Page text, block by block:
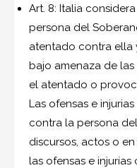
Art. 8: Italia
persona del
atentado contra ella
bajo amenaza de
el atentado o
Las ofensas e
contra la persona
discursos, actos o
las ofensas e